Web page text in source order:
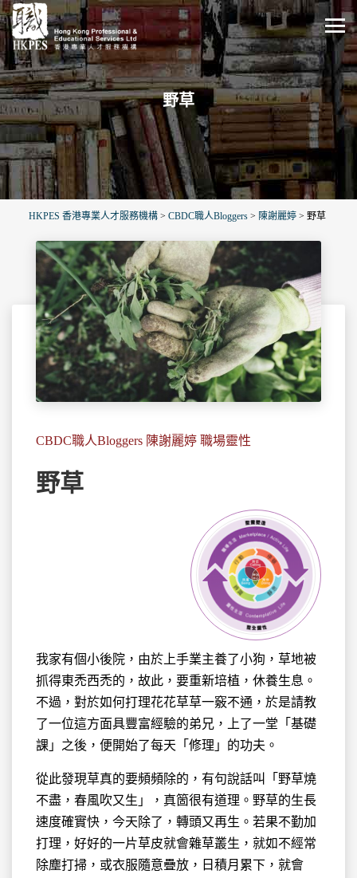
野草
HKPES 香港專業人才服務機構 > CBDC職人Bloggers > 陳謝麗婷 > 野草
CBDC職人Bloggers 陳謝麗婷 職場靈性
野草
我家有個小後院，由於上手業主養了小狗，草地被
抓得東禿西禿的，故此，要重新培植，休養生息。
不過，對於如何打理花花草草一竅不通，於是請教
了一位這方面具豐富經驗的弟兄，上了一堂「基礎
課」之後，便開始了每天「修理」的功夫。
從此發現草真的要頻頻除的，有句說話叫「野草燒
不盡，春風吹又生」，真箇很有道理。野草的生長
速度確實快，今天除了，轉頭又再生。若果不勤加
打理，好好的一片草皮就會雜草叢生，就如不經常
除塵打掃，或衣服隨意疊放，日積月累下，就會